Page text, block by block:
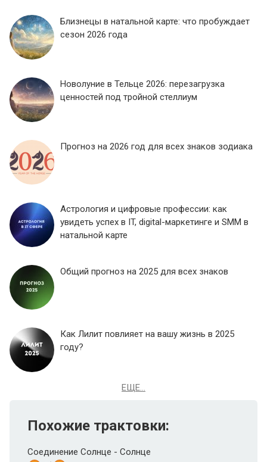
Близнецы в натальной карте: что пробуждает
сезон 2026 года
Новолуние в Тельце 2026: перезагрузка
ценностей под тройной стеллиум
Прогноз на 2026 год для всех знаков зодиака
Астрология и цифровые профессии: как
увидеть успех в IT, digital-маркетинге и SMM в
натальной карте
Общий прогноз на 2025 для всех знаков
Как Лилит повлияет на вашу жизнь в 2025
году?
ЕЩЕ...
Похожие трактовки:
Соединение Солнце - Солнце